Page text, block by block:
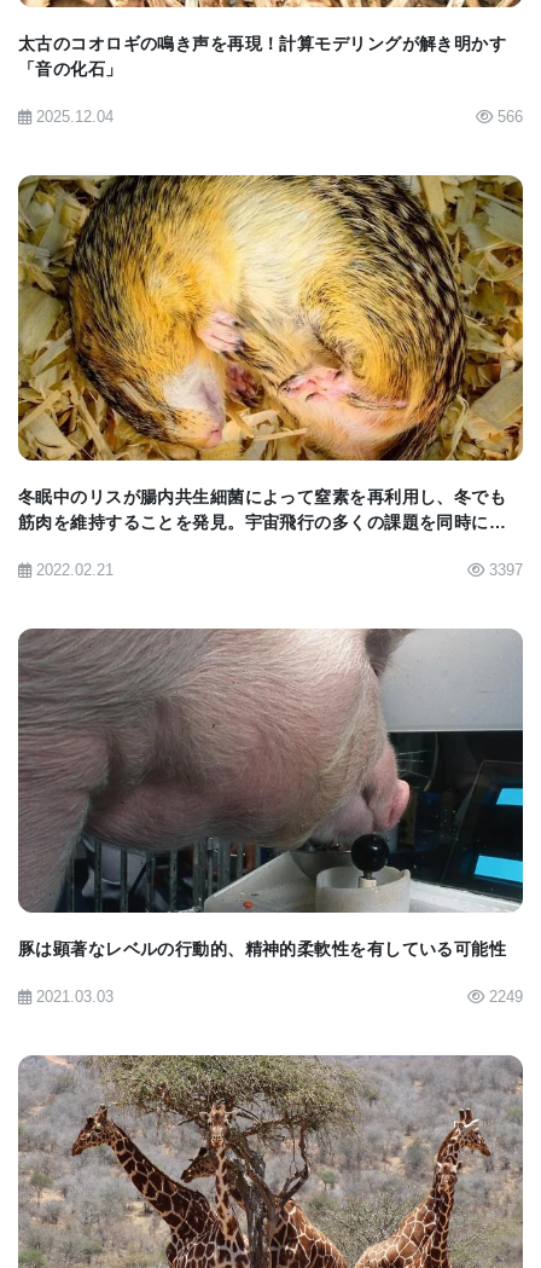
べきことでした"
とGorbunova博士は言います。
化を示したが、それらの老化細胞もまた、それらの
癌耐性および寿命に寄与する可能性のある独特な特
徴を示したことを見出した。
細胞の老化メカニズムは、細胞が分裂するのを防ぐ
ために細胞を永久に阻止するが、細胞はまだ代謝を
続けている。研究者らは、裸のモルモットラットが
老化細胞の代謝プロセスをより強く阻害し、老化の
有害な影響に対してより高い抵抗性をもたらすこと
を発見した。
く行動します」
とGorbunova博士は言います。
裸のモルモットのラットのシグナルを比較すると、
マウスの遺伝子はすべて混乱しています。裸のモル
モットでは、すべてがより組織化されています。裸
のモルモットのラットは、多分それはそれをもう少
し構造化しました。
が、老化に対するより構造化された反応は進化論的
な根拠を持つ可能性があるとZhao博士は次のように
述べています。「裸のモルモットの進化の間に、そ
れらの遺伝子の変化、さらに調整された経路が調整
されていることを示しています。これは、これが寿
命と癌耐性にとって有益であると考えています。
太古のコオロギの鳴き声を再現！計算モデリングが解き明かす
「音の化石」
2025.12.04 566
BIOMARKET JP
冬眠中のリスが腸内共生細菌によって窒素を再利用し、冬でも
筋肉を維持することを発見。宇宙飛行の多くの課題を同時に解
2022.02.21 3397
BIOMARKET JP
豚は顕著なレベルの行動的、精神的柔軟性を有している可能性
2021.03.03 2249
BIOMARKET JP